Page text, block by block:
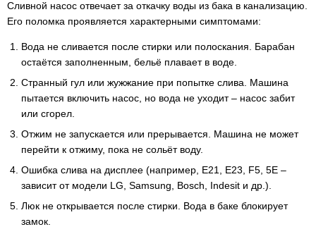
Сливной насос отвечает за откачку воды из бака в канализацию.
Его поломка проявляется характерными симптомами:
Вода не сливается после стирки или полоскания. Барабан
остаётся заполненным, бельё плавает в воде.
Странный гул или жужжание при попытке слива. Машина
пытается включить насос, но вода не уходит – насос забит
или сгорел.
Отжим не запускается или прерывается. Машина не может
перейти к отжиму, пока не сольёт воду.
Ошибка слива на дисплее (например, E21, E23, F5, 5E –
зависит от модели LG, Samsung, Bosch, Indesit и др.).
Люк не открывается после стирки. Вода в баке блокирует
замок.